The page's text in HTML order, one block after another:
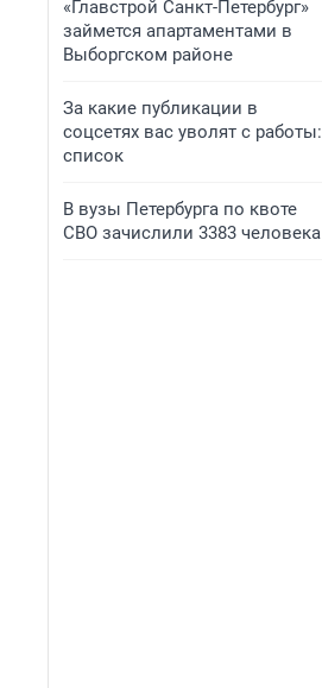
«Главстрой Санкт-Петербург»
займется апартаментами в
Выборгском районе
За какие публикации в
соцсетях вас уволят с работы:
список
В вузы Петербурга по квоте
СВО зачислили 3383 человека